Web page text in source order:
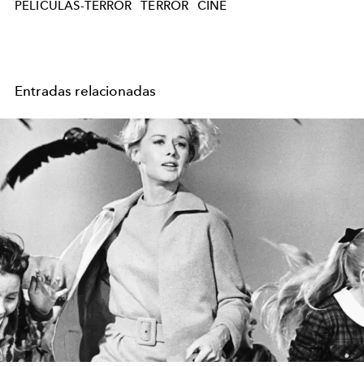
PELICULAS-TERROR TERROR CINE
Entradas relacionadas